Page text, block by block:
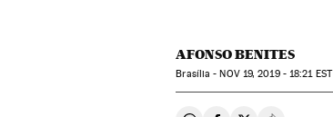
AFONSO BENITES
Brasília -NOV19, 2019 - 18:21EST